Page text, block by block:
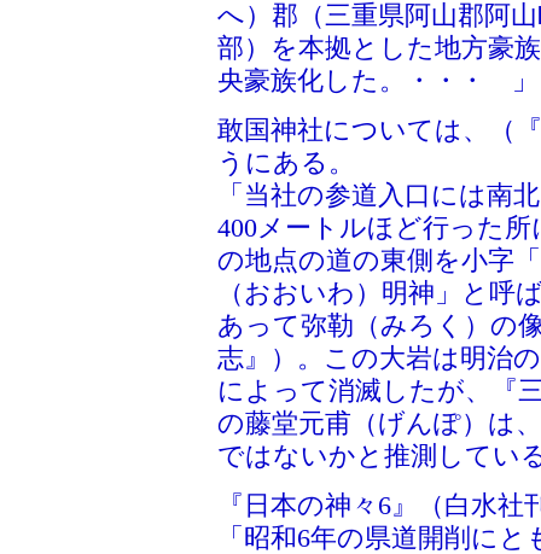
へ）郡（三重県阿山郡阿
部）を本拠とした地方豪
央豪族化した。・・・ 」
敢国神社については、（
うにある。
「当社の参道入口には南
400メートルほど行った
の地点の道の東側を小字
（おおいわ）明神」と呼
あって弥勒（みろく）の
志』）。この大岩は明治
によって消滅したが、『
の藤堂元甫（げんぽ）は
ではないかと推測してい
『日本の神々6』（白水
「昭和6年の県道開削に